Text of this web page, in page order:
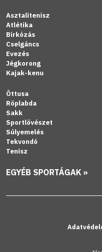
Asztalitenisz
Atlétika
Birkózás
Cselgáncs
Evezés
Jégkorong
Kajak-kenu
Öttusa
Röplabda
Sakk
Sportlövészet
Súlyemelés
Tekvondó
Tenisz
EGYÉB SPORTÁGAK »